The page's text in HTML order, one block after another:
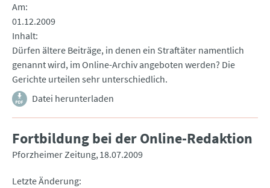
Am
01.12.2009
Inhalt
Dürfen ältere Beiträge, in denen ein Straftäter namentlich
genannt wird, im Online-Archiv angeboten werden? Die
Gerichte urteilen sehr unterschiedlich.
Datei herunterladen
Fortbildung bei der Online-Redaktion
Pforzheimer Zeitung 18.07.2009
Letzte Änderung